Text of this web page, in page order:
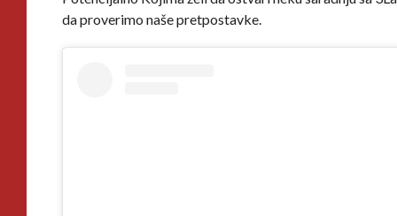
da proverimo naše pretpostavke.